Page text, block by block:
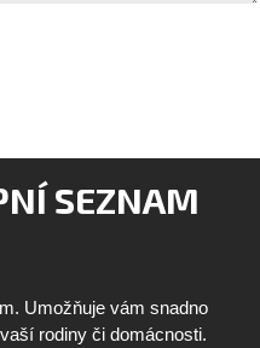
SEZNAM
Umožňuje vám snadno
rodiny či domácnosti.